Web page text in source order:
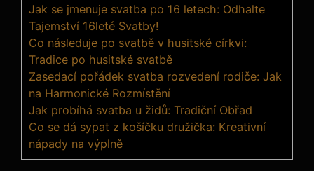
Jak se jmenuje svatba po 16 letech: Odhalte
Tajemství 16leté Svatby!
Co následuje po svatbě v husitské církvi:
Tradice po husitské svatbě
Zasedací pořádek svatba rozvedení rodiče: Jak
na Harmonické Rozmístění
Jak probíhá svatba u židů: Tradiční Obřad
Co se dá sypat z košíčku družička: Kreativní
nápady na výplně